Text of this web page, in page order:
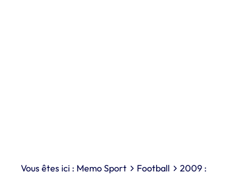
Vous êtes ici : Memo Sport Football
2009 :